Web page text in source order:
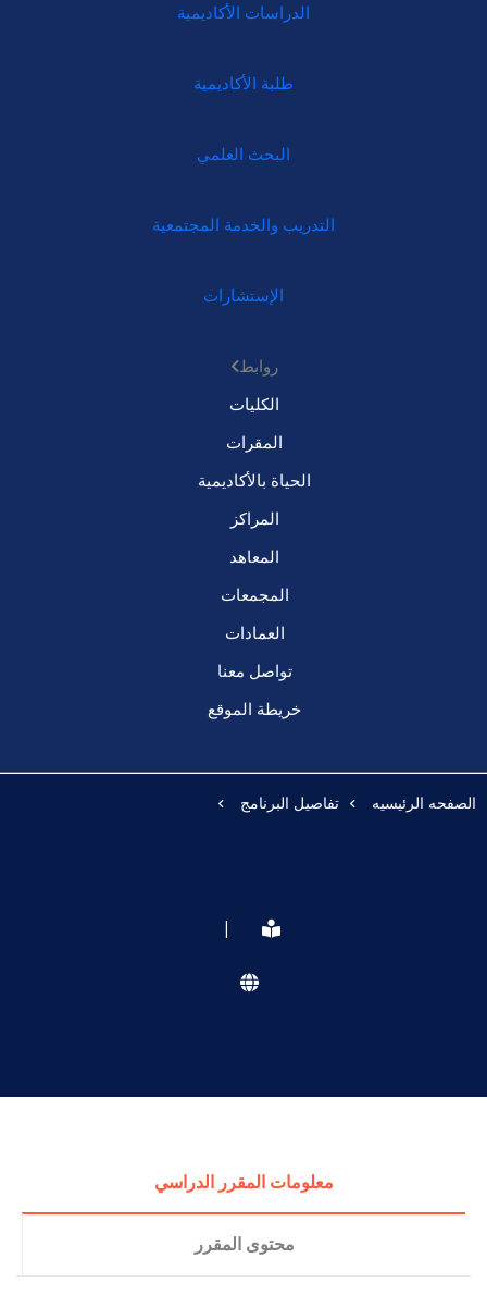
الدراسات الأكاديمية
طلبة الأكاديمية
البحث العلمي
التدريب والخدمة المجتمعية
الإستشارات
روابط
الكليات
المقرات
الحياة بالأكاديمية
المراكز
المعاهد
المجمعات
العمادات
تواصل معنا
خريطة الموقع
الصفحه الرئيسيه تفاصيل البرنامج
|
معلومات المقرر الدراسي
محتوى المقرر